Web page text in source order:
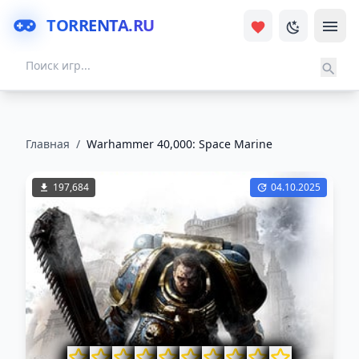
TORRENTA.RU
Главная / Warhammer 40,000: Space Marine
197,684 04.10.2025